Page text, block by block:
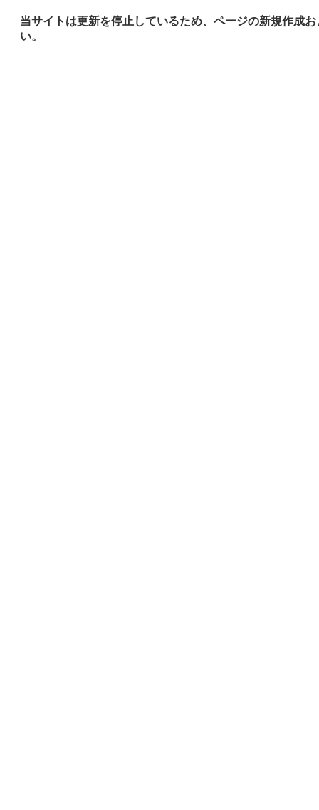
当サイトは更新を停止しているため、ページの新規作成
い。